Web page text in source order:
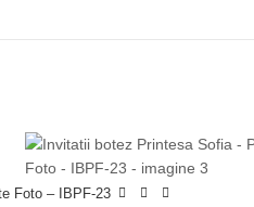
Foto – IBPF-23